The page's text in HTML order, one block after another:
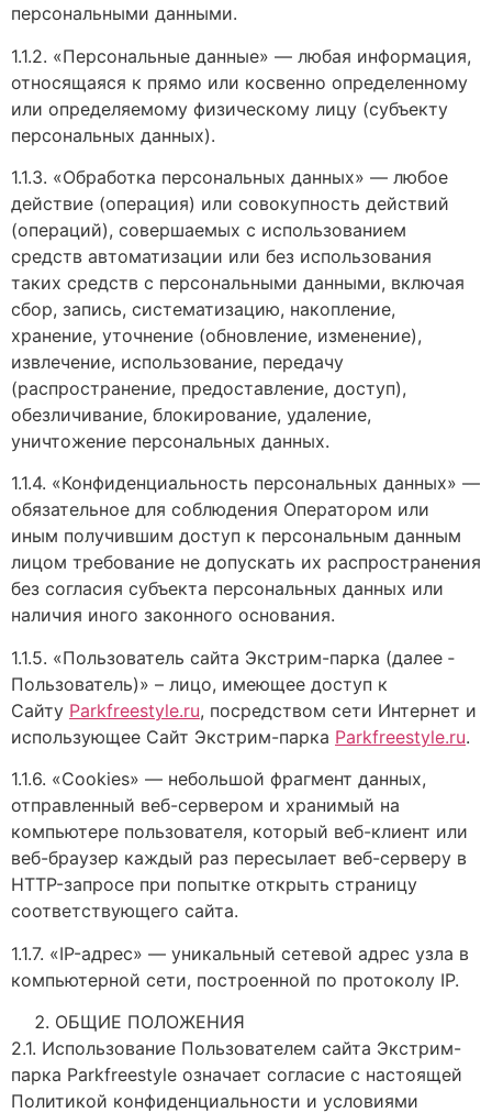
персональными данными.
1.1.2. «Персональные данные» — любая информация,
относящаяся к прямо или косвенно определенному
или определяемому физическому лицу (субъекту
персональных данных).
1.1.3. «Обработка персональных данных» — любое
действие (операция) или совокупность действий
(операций), совершаемых с использованием
средств автоматизации или без использования
таких средств с персональными данными, включая
сбор, запись, систематизацию, накопление,
хранение, уточнение (обновление, изменение),
извлечение, использование, передачу
(распространение, предоставление, доступ),
обезличивание, блокирование, удаление,
уничтожение персональных данных.
1.1.4. «Конфиденциальность персональных данных» —
обязательное для соблюдения Оператором или
иным получившим доступ к персональным данным
лицом требование не допускать их распространения
без согласия субъекта персональных данных или
наличия иного законного основания.
1.1.5. «Пользователь сайта Экстрим-парка (далее ‑
Пользователь)» – лицо, имеющее доступ к
Сайту Parkfreestyle.ru, посредством сети Интернет и
использующее Сайт Экстрим-парка Parkfreestyle.ru.
1.1.6. «Cookies» — небольшой фрагмент данных,
отправленный веб-сервером и хранимый на
компьютере пользователя, который веб-клиент или
веб-браузер каждый раз пересылает веб-серверу в
HTTP-запросе при попытке открыть страницу
соответствующего сайта.
1.1.7. «IP-адрес» — уникальный сетевой адрес узла в
компьютерной сети, построенной по протоколу IP.
ОБЩИЕ ПОЛОЖЕНИЯ
2.1. Использование Пользователем сайта Экстрим-
парка Parkfreestyle означает согласие с настоящей
Политикой конфиденциальности и условиями